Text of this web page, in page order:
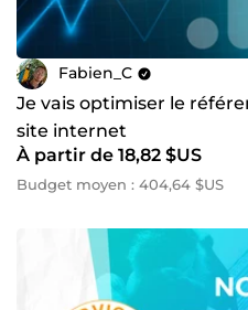
Fabien_C
Je vais optimiser le
site internet
À partir de 18,82 $US
Budget moyen : 404,64 $US